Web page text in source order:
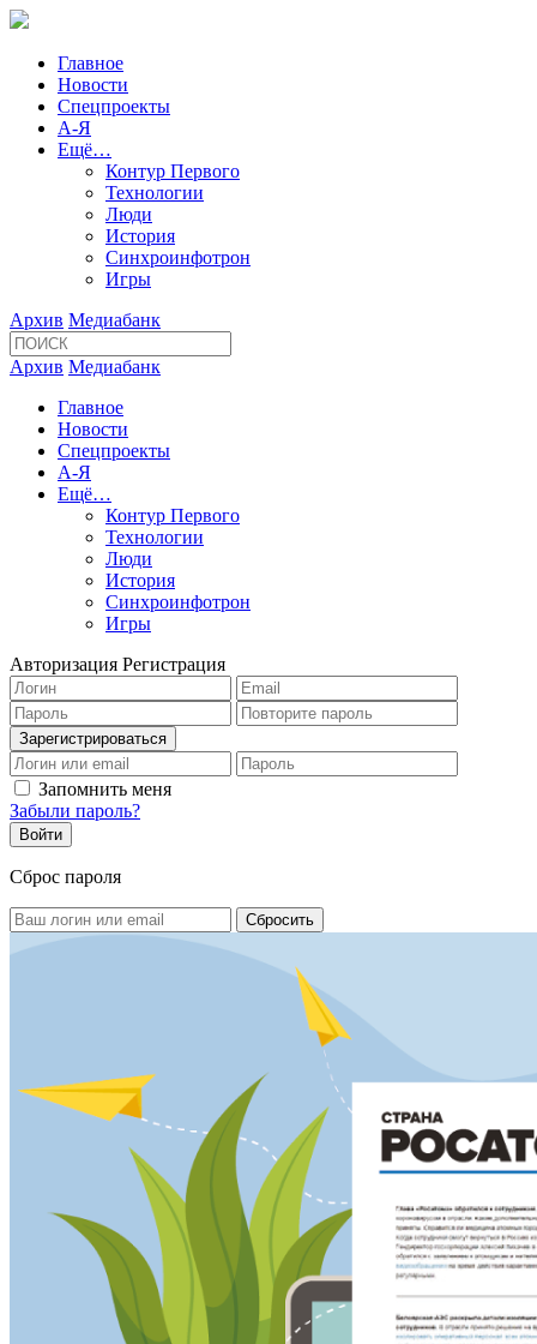
Главное
Новости
Спецпроекты
А-Я
Ещё…
Контур Первого
Технологии
Люди
История
Синхроинфотрон
Игры
Архив Медиабанк
Архив Медиабанк
Главное
Новости
Спецпроекты
А-Я
Ещё…
Контур Первого
Технологии
Люди
История
Синхроинфотрон
Игры
Авторизация Регистрация
Запомнить меня
Забыли пароль?
Сброс пароля